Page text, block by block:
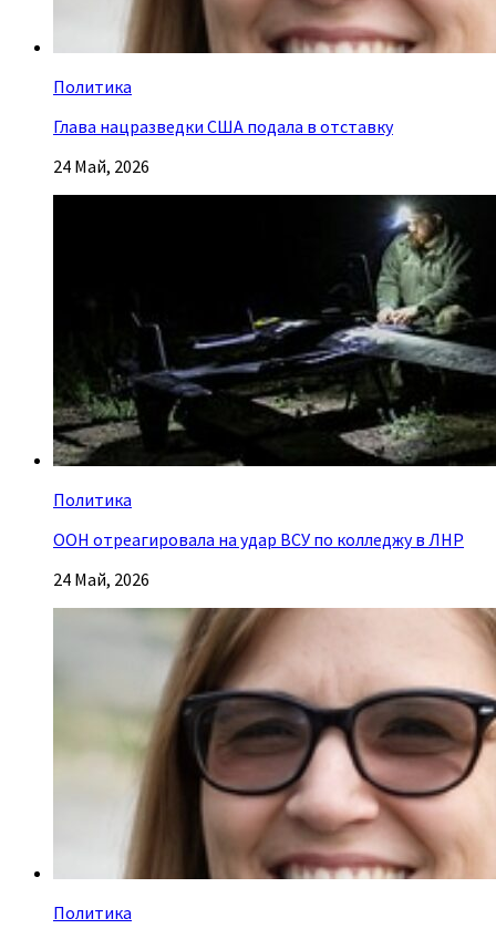
Политика
Глава нацразведки США подала в отставку
24 Май, 2026
Политика
ООН отреагировала на удар ВСУ по колледжу в ЛНР
24 Май, 2026
Политика